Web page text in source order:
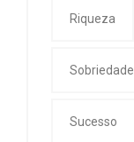
Riqueza
Sobriedade
Sucesso